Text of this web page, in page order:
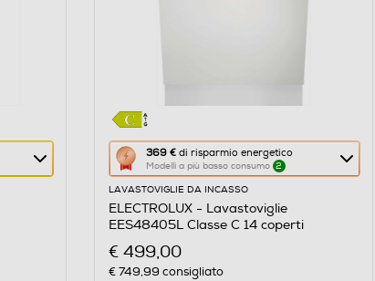
369 €di risparmio energetico
Modelli a più basso consumo 2
Questa
azione
aprirà
il
di
LAVASTOVIGLIE DA INCASSO
ELECTROLUX - Lavastoviglie
EES48405L Classe C 14 coperti
€ 499,00
€ 749,99 consigliato